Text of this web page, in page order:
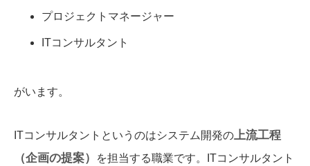
プロジェクトマネージャー
ITコンサルタント
がいます。
ITコンサルタントというのはシステム開発の上流工程
（企画の提案）
を担当する職業です。ITコンサルタント